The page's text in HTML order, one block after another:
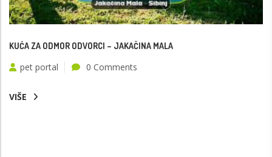
KUĆA ZA ODMOR ODVORCI – JAKAČINA MALA
pet portal 0 Comments
VIŠE